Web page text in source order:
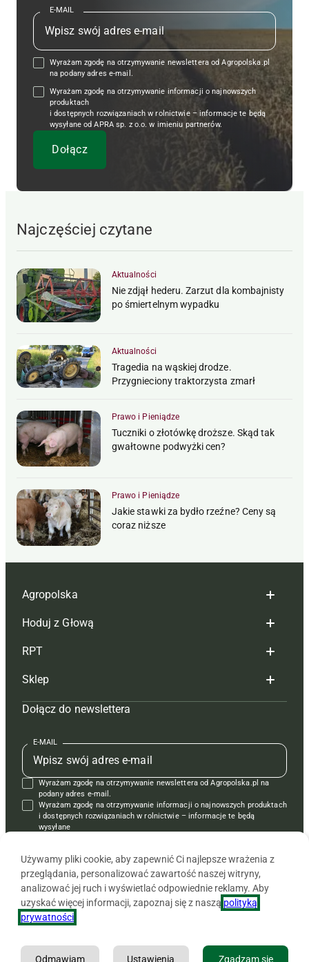
E-MAIL
Wyrażam zgodę na otrzymywanie newslettera od Agropolska.pl
na podany adres e-mail.
Wyrażam zgodę na otrzymywanie informacji o najnowszych
produktach
i dostępnych rozwiązaniach w rolnictwie – informacje te będą
wysyłane od APRA sp. z o.o. w imieniu partnerów.
Najczęściej czytane
Aktualności
Nie zdjął hederu. Zarzut dla kombajnisty
po śmiertelnym wypadku
Aktualności
Tragedia na wąskiej drodze.
Przygnieciony traktorzysta zmarł
Prawo i Pieniądze
Tuczniki o złotówkę droższe. Skąd tak
gwałtowne podwyżki cen?
Prawo i Pieniądze
Jakie stawki za bydło rzeźne? Ceny są
coraz niższe
Agropolska
Redakcja
Reklama
Tagi
Mapa serwisu
Kontakt
Regulamin
Polityka prywatności
Hoduj z Głową
Hoduj z głową bydło
Hoduj z głową świnie
Prenumerata
Redakcja
Kontakt
Reklama
RPT
Redakcja
Prenumerata
Reklama
Kontakt
Krzyżówki
Sklep
Czasopisma i prenumerata
Książki
Regulamin
Dołącz do newslettera
E-MAIL
Wyrażam zgodę na otrzymywanie newslettera od Agropolska.pl na
podany adres e-mail.
Wyrażam zgodę na otrzymywanie informacji o najnowszych produktach
i dostępnych rozwiązaniach w rolnictwie – informacje te będą
wysyłane
Używamy pliki cookie, aby zapewnić Ci najlepsze wrażenia z
przeglądania, personalizować zawartość naszej witryny,
analizować jej ruch i wyświetlać odpowiednie reklamy. Aby
uzyskać więcej informacji, zapoznaj się z naszą polityką
prywatności
Zgadzam się
Ustawienia
Odmawiam